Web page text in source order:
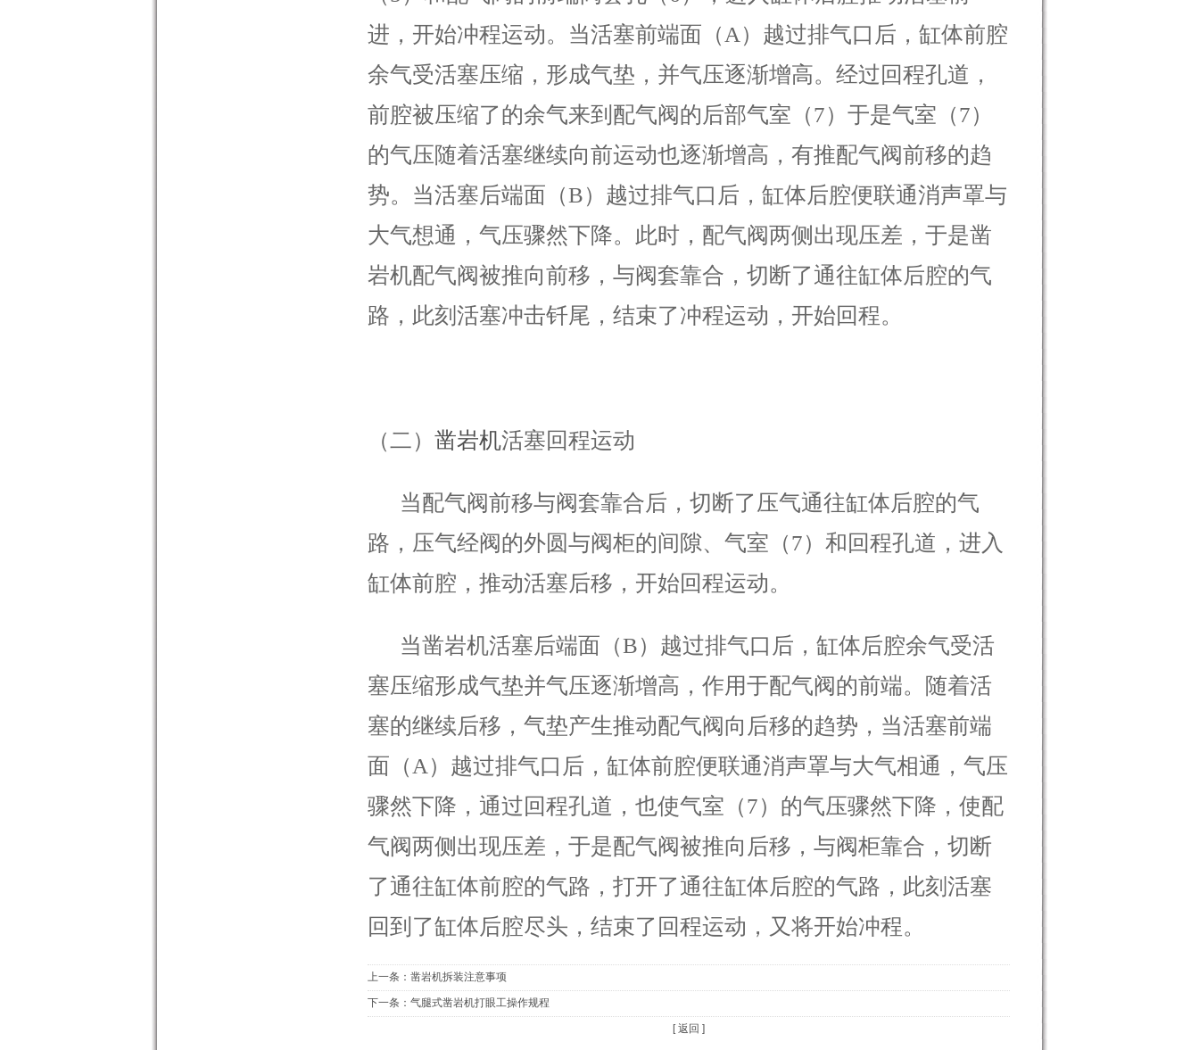
进，开始冲程运动。当活塞前端面（A）越过排气口后，缸体前腔
余气受活塞压缩，形成气垫，并气压逐渐增高。经过回程孔道，
前腔被压缩了的余气来到配气阀的后部气室（7）于是气室（7）
的气压随着活塞继续向前运动也逐渐增高，有推配气阀前移的趋
势。当活塞后端面（B）越过排气口后，缸体后腔便联通消声罩与
大气想通，气压骤然下降。此时，配气阀两侧出现压差，于是凿
岩机配气阀被推向前移，与阀套靠合，切断了通往缸体后腔的气
路，此刻活塞冲击钎尾，结束了冲程运动，开始回程。
（二） 凿岩机活塞回程运动
当配气阀前移与阀套靠合后，切断了压气通往缸体后腔的气
路，压气经阀的外圆与阀柜的间隙、气室（7）和回程孔道，进入
缸体前腔，推动活塞后移，开始回程运动。
当凿岩机活塞后端面（B）越过排气口后，缸体后腔余气受活
塞压缩形成气垫并气压逐渐增高，作用于配气阀的前端。随着活
塞的继续后移，气垫产生推动配气阀向后移的趋势，当活塞前端
面（A）越过排气口后，缸体前腔便联通消声罩与大气相通，气压
骤然下降，通过回程孔道，也使气室（7）的气压骤然下降，使配
气阀两侧出现压差，于是配气阀被推向后移，与阀柜靠合，切断
了通往缸体前腔的气路，打开了通往缸体后腔的气路，此刻活塞
回到了缸体后腔尽头，结束了回程运动，又将开始冲程。
上一条： 凿岩机拆装注意事项
下一条： 气腿式凿岩机打眼工操作规程
[ 返回 ]